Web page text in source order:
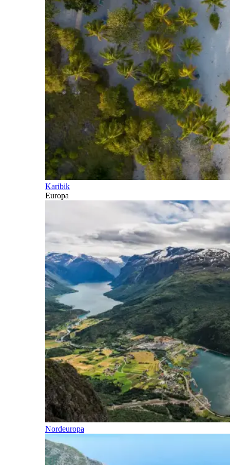
Karibik
Europa
Nordeuropa